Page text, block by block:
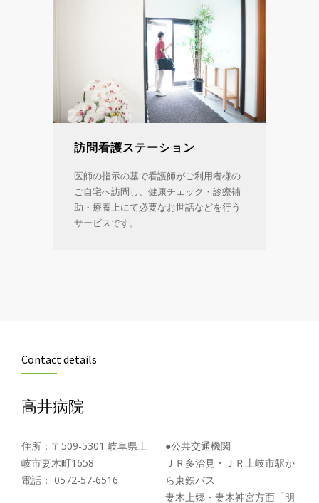
訪問看護ステーション
医師の指示の基で看護師がご利用者様の
ご自宅へ訪問し、健康チェック・診療補
助・療養上にて必要なお世話などを行う
サービスです。
Contact details
高井病院
住所：〒509-5301 岐阜県土
岐市妻木町1658
電話： 0572-57-6516
●公共交通機関
ＪＲ多治見・ＪＲ土岐市駅か
ら東鉄バス
妻木上郷・妻木神宮方面「明